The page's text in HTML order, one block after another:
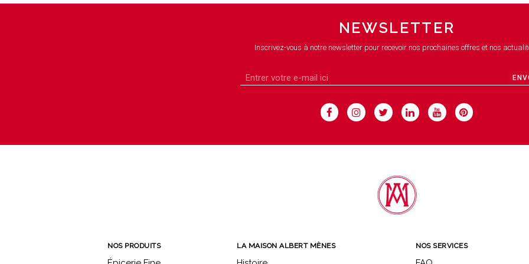
NEWSLETTER
Inscrivez-vous à notre newsletter pour recevoir nos prochaines offres et nos
NOS PRODUITS LA MAISON ALBERT MÈNES NOS SERVICES